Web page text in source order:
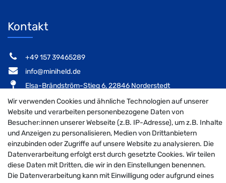
Kontakt
‭+49 157 39465289‬
info@miniheld.de
Elsa-Brändström-Stieg 6, 22846 Norderstedt
MiniHeld B2B auf Facebook
MiniHeld B2B auf Instagram!
MiniHeld B2B auf Pintarest
© 2026 MiniHeld B2B| Design by neoprisma
Wir verwenden Cookies und ähnliche Technologien auf unserer
Website und verarbeiten personenbezogene Daten von
Besucher:innen unserer Webseite (z.B. IP-Adresse), um z.B. Inhalte
und Anzeigen zu personalisieren, Medien von Drittanbietern
einzubinden oder Zugriffe auf unsere Website zu analysieren. Die
Datenverarbeitung erfolgt erst durch gesetzte Cookies. Wir teilen
diese Daten mit Dritten, die wir in den Einstellungen benennen.
Die Datenverarbeitung kann mit Einwilligung oder aufgrund eines